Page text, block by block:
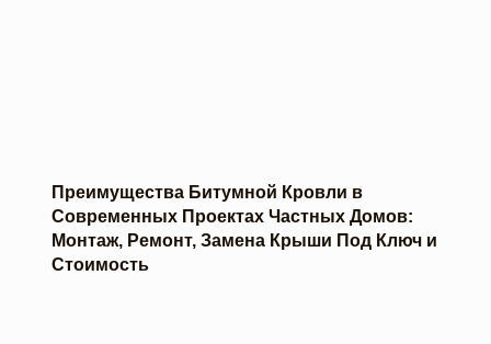
Преимущества Битумной Кровли в
Современных Проектах Частных Домов:
Монтаж, Ремонт, Замена Крыши Под Ключ и
Стоимость